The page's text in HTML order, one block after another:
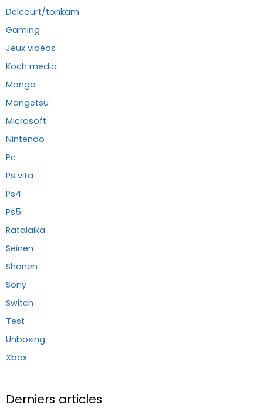
Delcourt/tonkam
Gaming
Jeux vidéos
Koch media
Manga
Mangetsu
Microsoft
Nintendo
Pc
Ps vita
Ps4
Ps5
Ratalaika
Seinen
Shonen
Sony
Switch
Test
Unboxing
Xbox
Derniers articles